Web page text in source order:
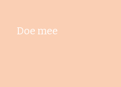
Doe mee